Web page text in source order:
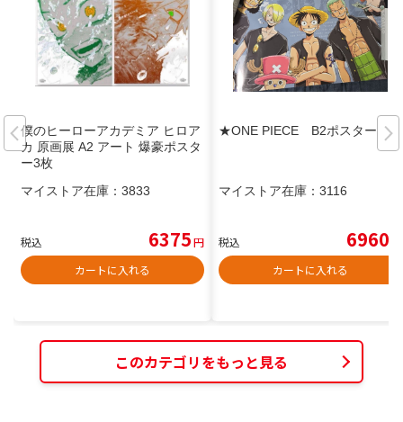
僕のヒーローアカデミア ヒロア
カ 原画展 A2 アート 爆豪ポスタ
ー3枚
マイストア在庫： 3833
税込 6375円
カートに入れる
★ONE PIECE B2ポスター
マイストア在庫： 3116
税込 6960
カートに入れる
このカテゴリをもっと見る